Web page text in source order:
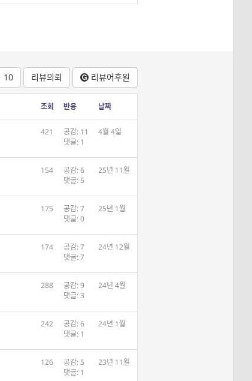
10 리뷰의뢰 리뷰어후원
조회 반응 날짜
421
공감: 11
댓글: 1
4월 4일
154
공감: 6
댓글: 5
25년 11월
175
공감: 7
댓글: 0
25년 1월
174
공감: 7
댓글: 7
24년 12월
288
공감: 9
댓글: 3
24년 4월
242
공감: 6
댓글: 1
24년 1월
126
공감: 5
댓글: 1
23년 11월